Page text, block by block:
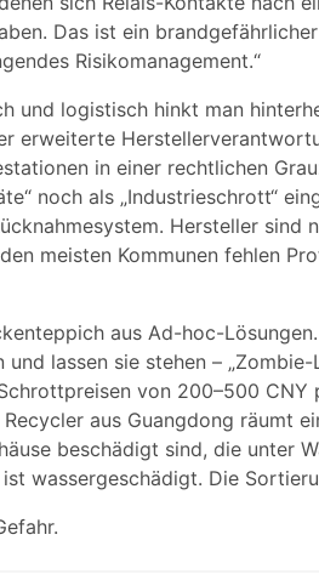
Das ist ein
Risikomanagement.“
und logistisch hinkt man
erweiterte
in einer rechtlichen
noch als „Industrieschrott“
Hersteller sind
meisten Kommunen fehlen
aus Ad-hoc-
und lassen sie stehen –
von 200–500 CNY
aus Guangdong räumt
beschädigt sind, die unter
wassergeschädigt. Die